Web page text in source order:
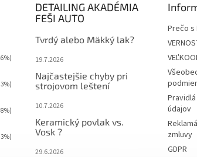
DETAILING AKADÉMIA
FEŠI AUTO
Tvrdý alebo Mäkký lak?
19.7.2026
Najčastejšie chyby pri
strojovom leštení
10.7.2026
Keramický povlak vs.
Vosk ?
29.6.2026
Prečo s
údajov
zmluvy
GDPR